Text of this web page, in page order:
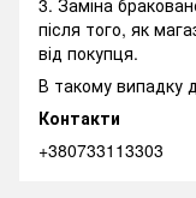
3. Заміна
після того, як
від покупця.
В такому випадку
Контакти
+380733113303